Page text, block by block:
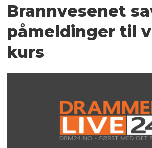
Brannvesenet
påmeldinger til
kurs